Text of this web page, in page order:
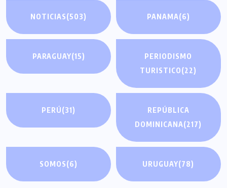
NOTICIAS(503) PANAMA(6)
PARAGUAY(15)
PERIODISMO
TURISTICO(22)
PERÚ(31)
REPÚBLICA
DOMINICANA(217)
SOMOS(6) URUGUAY(78)